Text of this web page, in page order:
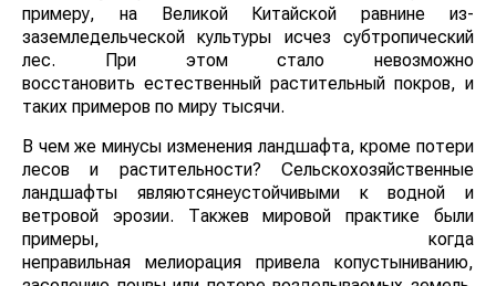
примеру, на Великой Китайской равнине из-
заземледельческой культуры исчез субтропический
лес. При этом стало невозможно
восстановить естественный растительный покров, и
таких примеров по миру тысячи.
В чем же минусы изменения ландшафта, кроме потери
лесов и растительности? Сельскохозяйственные
ландшафты являютсянеустойчивыми к водной и
ветровой эрозии. Такжев мировой практике были
примеры, когда
неправильная мелиорация привела копустыниванию,